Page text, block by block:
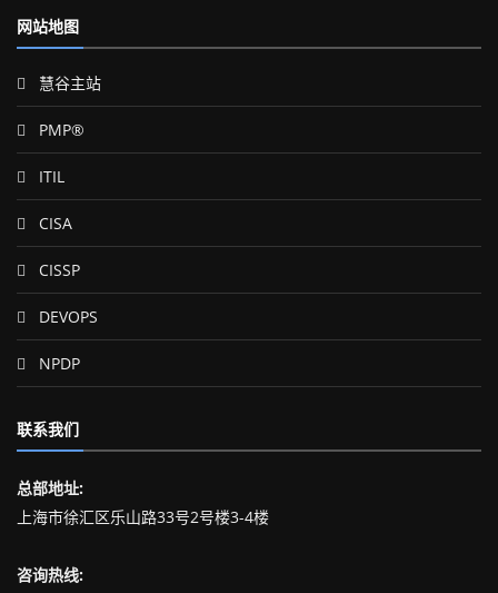
网站地图
慧谷主站
PMP®
ITIL
CISA
CISSP
DEVOPS
NPDP
联系我们
总部地址:
上海市徐汇区乐山路33号2号楼3-4楼
咨询热线: